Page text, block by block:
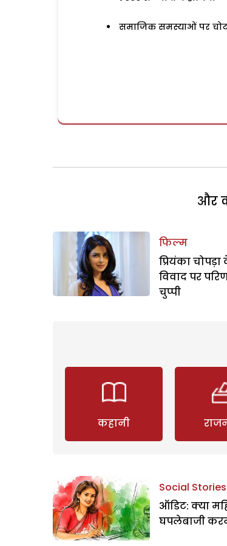
समाजिक समस्याओं पर
और
फिल्म
प्रियंका
विवाद पर
चुप्पी
कहानी
Social Stories
ऑडिट: क्या
घपलेबाजी